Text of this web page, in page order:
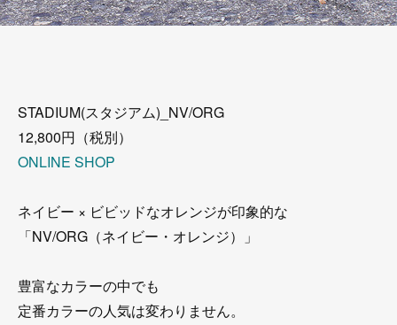
STADIUM(スタジアム)_NV/ORG
12,800円（税別）
ONLINE SHOP
ネイビー × ビビッドなオレンジが印象的な
「NV/ORG（ネイビー・オレンジ）」
豊富なカラーの中でも
定番カラーの人気は変わりません。